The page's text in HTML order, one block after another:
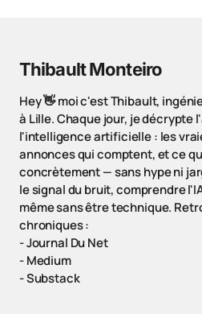
Thibault Monteiro
Hey 👋 moi c'est Thibault,
à Lille. Chaque jour, je décrypte
l'intelligence artificielle : les
annonces qui comptent, et ce
concrètement — sans hype ni
le signal du bruit, comprendre
même sans être technique.
chroniques :
-Journal Du Net
-Medium
-Substack